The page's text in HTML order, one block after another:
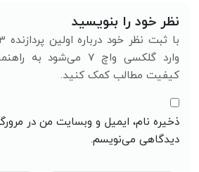
نظر خود را بنویسید
وارد گلکسی واچ ۷ می‌شود
کیفیت مطالب کمک کنید.
ذخیره نام، ایمیل و وبسایت من در
دیدگاهی می‌نویسم.